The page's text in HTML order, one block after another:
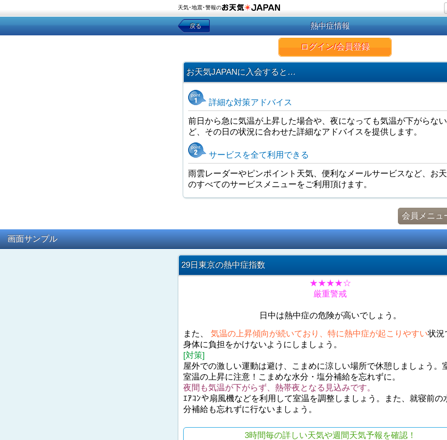
天気･地震･警報の
戻る 熱中症情報
ログイン/会員登録
お天気JAPANに入会すると…
詳細な対策アドバイス
前日から急に気温が上昇した場合や、夜になっても気温が下がらな
ど、その日の状況に合わせた詳細なアドバイスを提供します。
サービスを全て利用できる
雨雲レーダーやピンポイント天気、便利なメールサービスなど、お
のすべてのサービスメニューをご利用頂けます。
会員メニュ
画面サンプル
29日東京の熱中症指数
★★★★☆
厳重警戒
日中は熱中症の危険が高いでしょう。
また、 気温の上昇傾向が続いており、特に熱中症が起こりやすい状況
身体に負担をかけないようにしましょう。
[対策]
屋外での激しい運動は避け、こまめに涼しい場所で休憩しましょう。
室温の上昇に注意！こまめな水分・塩分補給を忘れずに。
夜間も気温が下がらず、熱帯夜となる見込みです。
ｴｱｺﾝや扇風機などを利用して室温を調整しましょう。また、就寝前の
分補給も忘れずに行ないましょう。
3時間毎の詳しい天気や週間天気予報を確認！